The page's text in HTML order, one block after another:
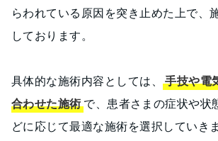
らわれている原因を突き止めた上で、
しております。
具体的な施術内容としては、手技や電
合わせた施術 で、患者さまの症状や状
どに応じて最適な施術を選択していき